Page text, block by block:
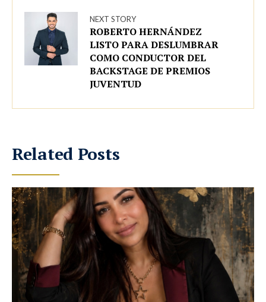
NEXT STORY
ROBERTO HERNÁNDEZ
LISTO PARA DESLUMBRAR
COMO CONDUCTOR DEL
BACKSTAGE DE PREMIOS
JUVENTUD
Related Posts